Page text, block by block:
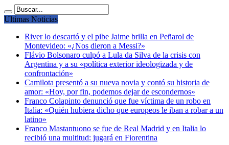
Ultimas Noticias
River lo descartó y el pibe Jaime brilla en Peñarol de
Montevideo: «¿Nos dieron a Messi?»
Flávio Bolsonaro culpó a Lula da Silva de la crisis con
Argentina y a su «política exterior ideologizada y de
confrontación»
Camilota presentó a su nueva novia y contó su historia de
amor: «Hoy, por fin, podemos dejar de escondernos»
Franco Colapinto denunció que fue víctima de un robo en
Italia: «Quién hubiera dicho que europeos le iban a robar a un
latino»
Franco Mastantuono se fue de Real Madrid y en Italia lo
recibió una multitud: jugará en Fiorentina